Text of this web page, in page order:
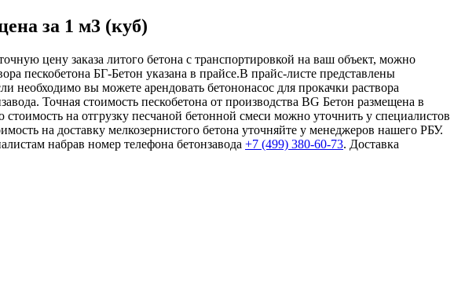
за 1 м3 (куб)
цену заказа литого бетона с транспортировкой на ваш объект, можно
пескобетона БГ-Бетон указана в прайсе.В прайс-листе представлены
вы можете арендовать бетононасос для прокачки раствора
Точная стоимость пескобетона от производства BG Бетон размещена в
на отгрузку песчаной бетонной смеси можно уточнить у специалистов
на доставку мелкозернистого бетона уточняйте у менеджеров нашего РБУ.
набрав номер телефона бетонзавода +7 (499) 380-60-73. Доставка